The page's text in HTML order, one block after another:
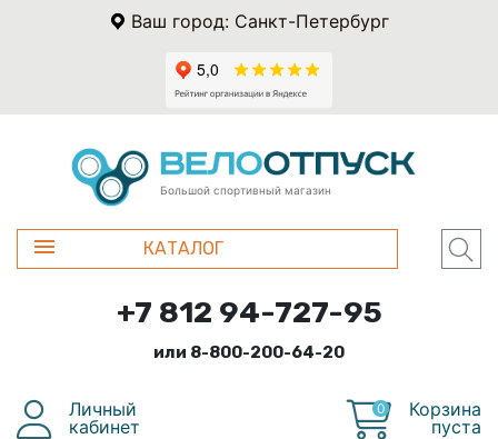
Ваш город: Санкт-Петербург
Большой спортивный магазин
КАТАЛОГ
+7 812 94-727-95
или 8-800-200-64-20
Личный
кабинет
0
Корзина
пуста